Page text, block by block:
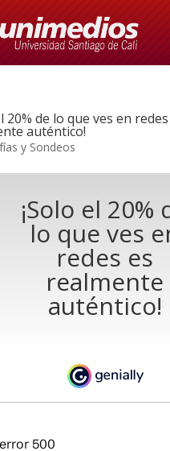
20% de lo que ves en
auténtico!
y Sondeos
¡Solo el 20%
lo que ves
redes es
realmente
auténtico!